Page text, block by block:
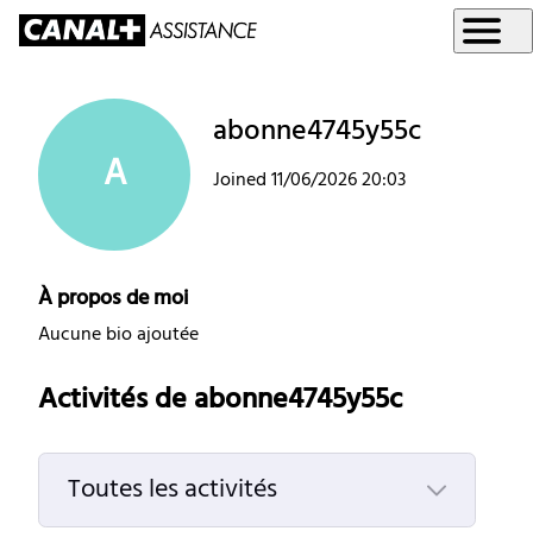
A
abonne4745y55c
Joined11/06/2026 20:03
À propos de moi
Aucune bio ajoutée
Activités de abonne4745y55c
Toutes les activités